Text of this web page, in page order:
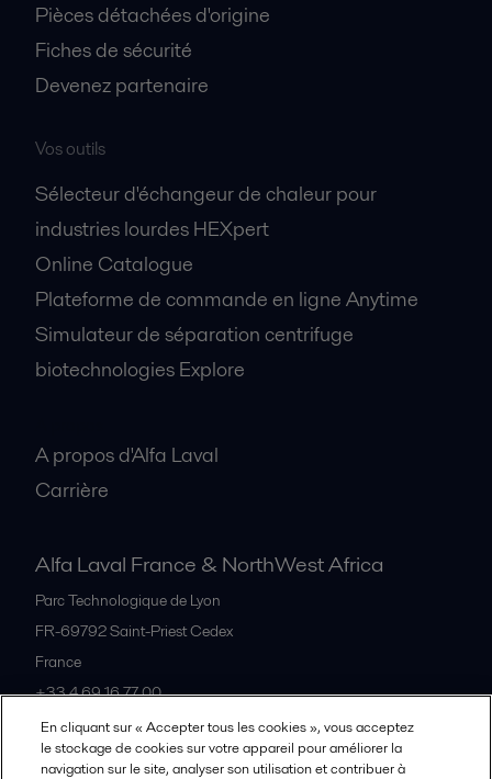
Pièces détachées d'origine
Fiches de sécurité
Devenez partenaire
Vos outils
Sélecteur d'échangeur de chaleur pour
industries lourdes HEXpert
Online Catalogue
Plateforme de commande en ligne Anytime
Simulateur de séparation centrifuge
biotechnologies Explore
A propos d'Alfa Laval
Carrière
Alfa Laval France & NorthWest Africa
Parc Technologique de Lyon
FR-69792Saint-Priest Cedex
France
+33 4 69 16 77 00
Tous les bureaux et partenaires
En cliquant sur « Accepter tous les cookies », vous acceptez
le stockage de cookies sur votre appareil pour améliorer la
navigation sur le site, analyser son utilisation et contribuer à